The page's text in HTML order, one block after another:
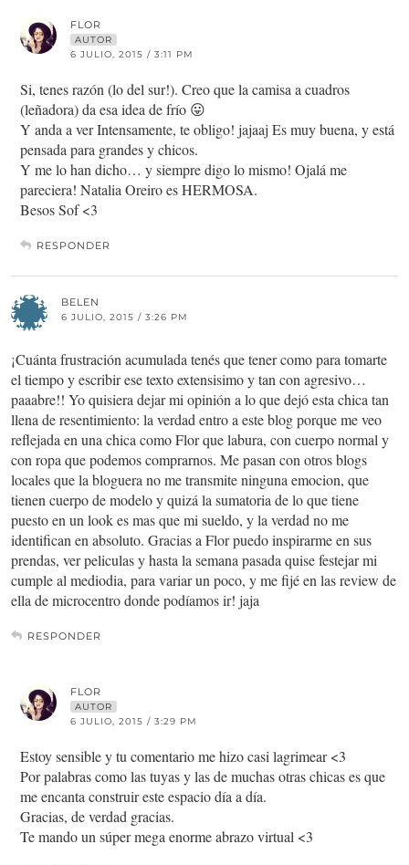
FLOR
AUTOR
6 JULIO, 2015 / 3:11 PM
Si, tenes razón (lo del sur!). Creo que la camisa a cuadros
(leñadora) da esa idea de frío 😛
Y anda a ver Intensamente, te obligo! jajaaj Es muy buena, y está
pensada para grandes y chicos.
Y me lo han dicho… y siempre digo lo mismo! Ojalá me
pareciera! Natalia Oreiro es HERMOSA.
Besos Sof <3
RESPONDER
BELEN
6 JULIO, 2015 / 3:26 PM
¡Cuánta frustración acumulada tenés que tener como para tomarte
el tiempo y escribir ese texto extensisimo y tan con agresivo…
paaabre!! Yo quisiera dejar mi opinión a lo que dejó esta chica tan
llena de resentimiento: la verdad entro a este blog porque me veo
reflejada en una chica como Flor que labura, con cuerpo normal y
con ropa que podemos comprarnos. Me pasan con otros blogs
locales que la bloguera no me transmite ninguna emocion, que
tienen cuerpo de modelo y quizá la sumatoria de lo que tiene
puesto en un look es mas que mi sueldo, y la verdad no me
identifican en absoluto. Gracias a Flor puedo inspirarme en sus
prendas, ver peliculas y hasta la semana pasada quise festejar mi
cumple al mediodia, para variar un poco, y me fijé en las review de
ella de microcentro donde podíamos ir! jaja
RESPONDER
FLOR
AUTOR
6 JULIO, 2015 / 3:29 PM
Estoy sensible y tu comentario me hizo casi lagrimear <3
Por palabras como las tuyas y las de muchas otras chicas es que
me encanta construir este espacio día a día.
Gracias, de verdad gracias.
Te mando un súper mega enorme abrazo virtual <3